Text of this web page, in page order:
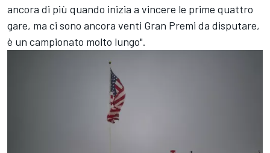
ancora di più quando inizia a vincere le prime quattro
gare, ma ci sono ancora venti Gran Premi da disputare,
è un campionato molto lungo".